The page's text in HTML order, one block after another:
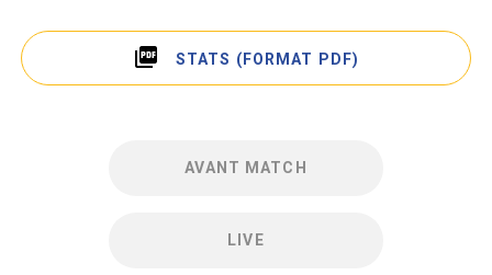
picture_as_pdf STATS (FORMAT PDF)
AVANT MATCH
LIVE